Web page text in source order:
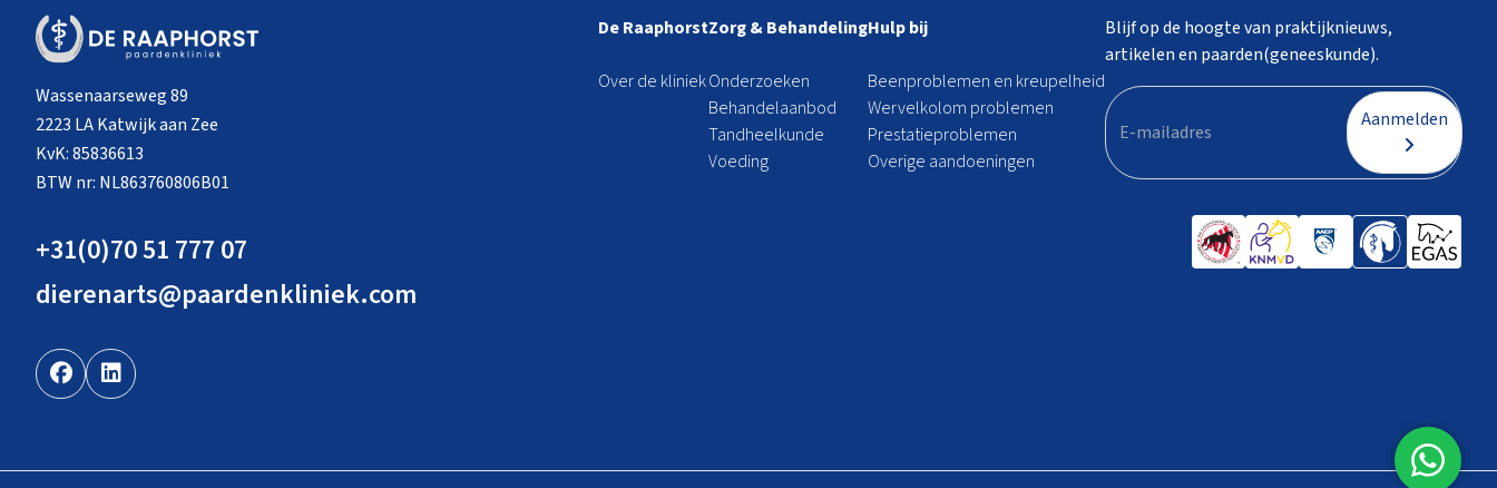
Wassenaarseweg 89
2223 LA Katwijk aan Zee
KvK: 85836613
BTW nr: NL863760806B01
+31(0)70 51 777 07
dierenarts@paardenkliniek.com
De Raaphorst
Over de kliniek
Zorg & Behandeling
Onderzoeken
Behandelaanbod
Tandheelkunde
Voeding
Hulp bij
Beenproblemen en kreupelheid
Wervelkolom problemen
Prestatieproblemen
Overige aandoeningen
Blijf op de hoogte van praktijknieuws,
artikelen en paarden(geneeskunde).
Aanmelden